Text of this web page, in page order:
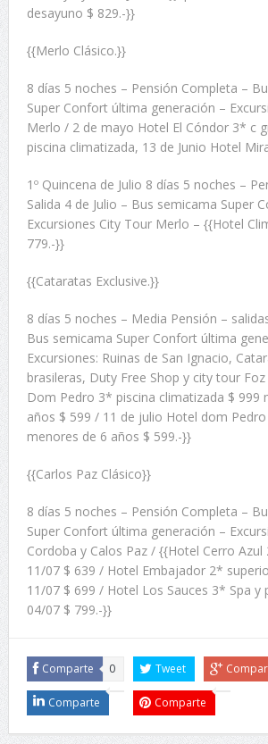
desayuno $ 829.-}}
{{Merlo Clásico.}}
8 días 5 noches – Pensión Completa –
Super Confort última generación –
Merlo / 2 de mayo Hotel El Cóndor 3* c
piscina climatizada, 13 de Junio Hotel
1º Quincena de Julio 8 días 5 noches –
Salida 4 de Julio – Bus semicama Super
Excursiones City Tour Merlo – {{Hotel
779.-}}
{{Cataratas Exclusive.}}
8 días 5 noches – Media Pensión –
Bus semicama Super Confort última
Excursiones: Ruinas de San Ignacio,
brasileras, Duty Free Shop y city tour
Dom Pedro 3* piscina climatizada $ 999
años $ 599 / 11 de julio Hotel dom
menores de 6 años $ 599.-}}
{{Carlos Paz Clásico}}
8 días 5 noches – Pensión Completa –
Super Confort última generación –
Cordoba y Calos Paz / {{Hotel Cerro
11/07 $ 639 / Hotel Embajador 2*
11/07 $ 699 / Hotel Los Sauces 3* Spa y
04/07 $ 799.-}}
Comparte 0 Tweet
Comparte Comparte